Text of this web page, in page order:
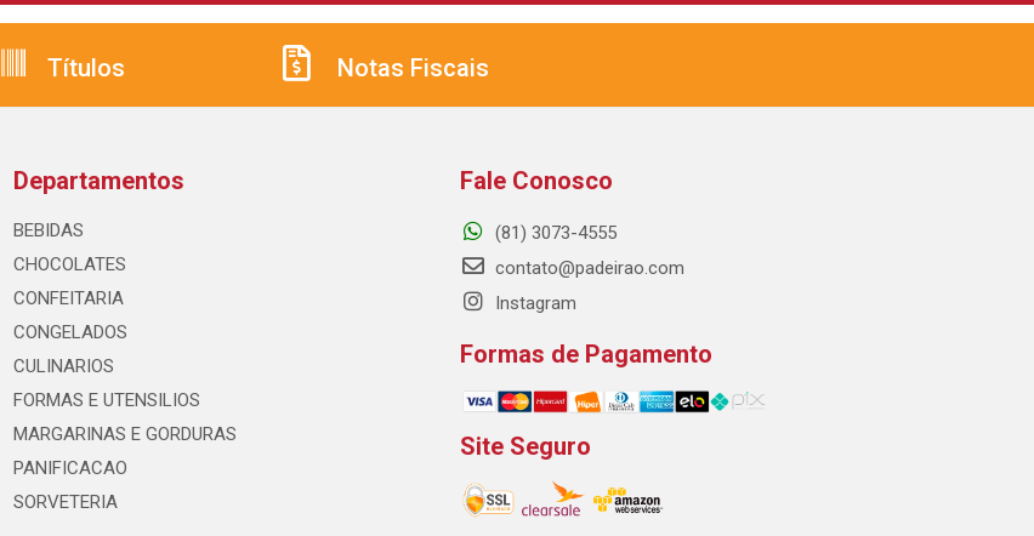
Títulos Notas Fiscais
Departamentos
BEBIDAS
CHOCOLATES
CONFEITARIA
CONGELADOS
CULINARIOS
FORMAS E UTENSILIOS
MARGARINAS E GORDURAS
PANIFICACAO
SORVETERIA
Fale Conosco
(81) 3073-4555
contato@padeirao.com
Instagram
Formas de Pagamento
Site Seguro